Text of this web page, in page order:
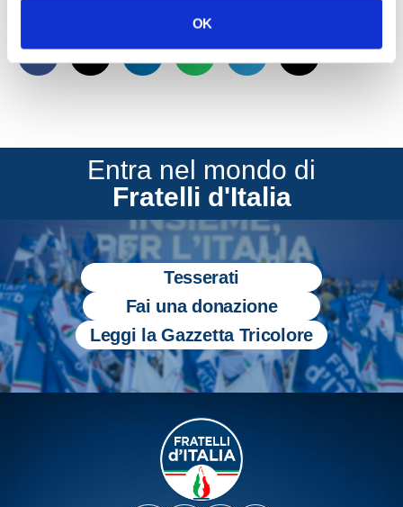
OK
Entra nel mondo di
Fratelli d'Italia
Tesserati
Fai una donazione
Leggi la Gazzetta Tricolore